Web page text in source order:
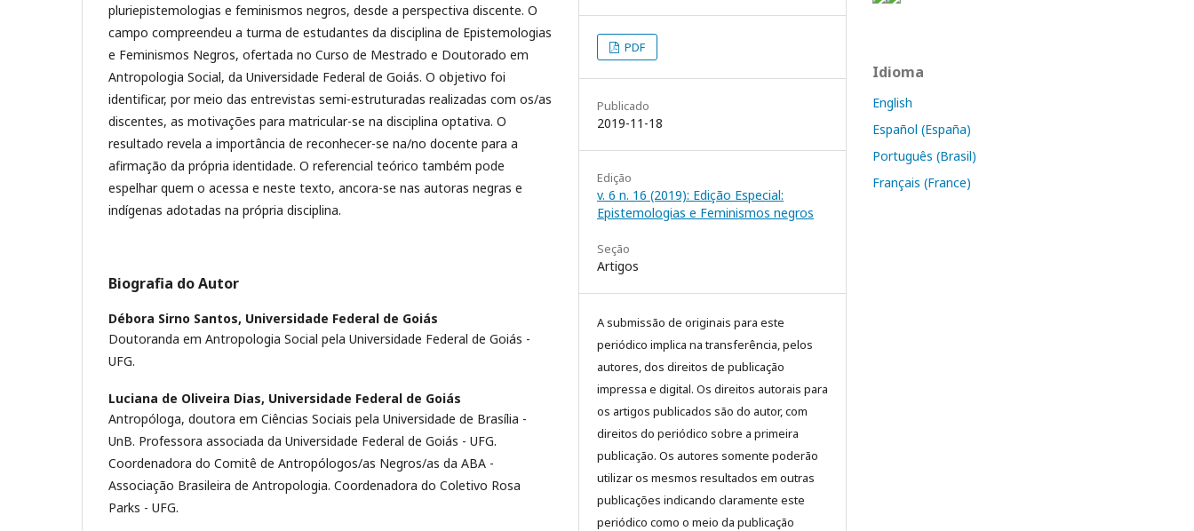
pluriepistemologias e feminismos negros, desde a perspectiva discente. O
campo compreendeu a turma de estudantes da disciplina de Epistemologias
e Feminismos Negros, ofertada no Curso de Mestrado e Doutorado em
Antropologia Social, da Universidade Federal de Goiás. O objetivo foi
identificar, por meio das entrevistas semi-estruturadas realizadas com os/as
discentes, as motivações para matricular-se na disciplina optativa. O
resultado revela a importância de reconhecer-se na/no docente para a
afirmação da própria identidade. O referencial teórico também pode
espelhar quem o acessa e neste texto, ancora-se nas autoras negras e
indígenas adotadas na própria disciplina.
Biografia do Autor
Débora Sirno Santos, Universidade Federal de Goiás
Doutoranda em Antropologia Social pela Universidade Federal de Goiás -
UFG.
Luciana de Oliveira Dias, Universidade Federal de Goiás
Antropóloga, doutora em Ciências Sociais pela Universidade de Brasília -
UnB. Professora associada da Universidade Federal de Goiás - UFG.
Coordenadora do Comitê de Antropólogos/as Negros/as da ABA -
Associação Brasileira de Antropologia. Coordenadora do Coletivo Rosa
Parks - UFG.
PDF
Publicado
2019-11-18
Edição
v. 6 n. 16 (2019): Edição Especial:
Epistemologias e Feminismos negros
Seção
Artigos
A submissão de originais para este
periódico implica na transferência, pelos
autores, dos direitos de publicação
impressa e digital. Os direitos autorais para
os artigos publicados são do autor, com
direitos do periódico sobre a primeira
publicação. Os autores somente poderão
utilizar os mesmos resultados em outras
publicações indicando claramente este
periódico como o meio da publicação
Idioma
English
Español (España)
Português (Brasil)
Français (France)